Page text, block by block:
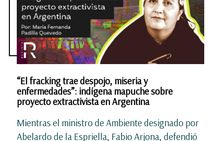
“El fracking trae despojo, miseria y
enfermedades”: indígena mapuche sobre
proyecto extractivista en Argentina
Mientras el ministro de Ambiente designado por
Abelardo de la Espriella, Fabio Arjona, defendió